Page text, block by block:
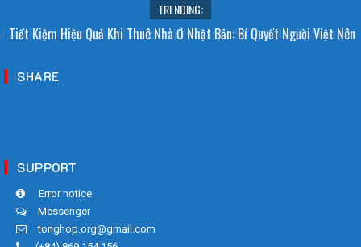
TRENDING:
Sao Người Nhật Không Ăn Hoa Quả Tự Trồng? Sự Thật Bất Ngờ Đằng
Tiết Kiệm Hiệu Quả Khi Thuê Nhà Ở Nhật Bản: Bí Quyết Người Việt Nên
SHARE
SUPPORT
Error notice
Messenger
tonghop.org@gmail.com